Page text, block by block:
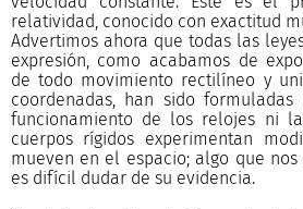
relatividad, conocido con exactitud
Advertimos ahora que todas las
expresión, como acabamos de
de todo movimiento rectilíneo y
coordenadas, han sido
funcionamiento de los relojes ni
cuerpos rígidos experimentan
mueven en el espacio; algo que
es difícil dudar de su evidencia.